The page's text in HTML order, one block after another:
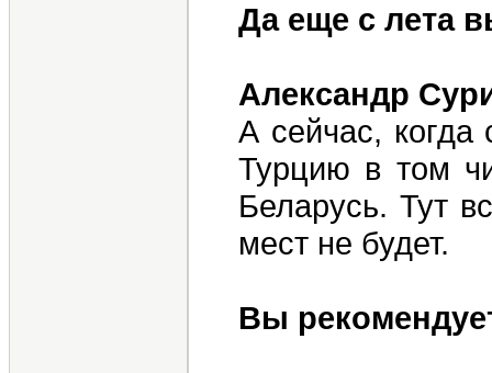
Да еще с лета
Александр
А сейчас, когда
Турцию в том
Беларусь. Тут
мест не будет.
Вы